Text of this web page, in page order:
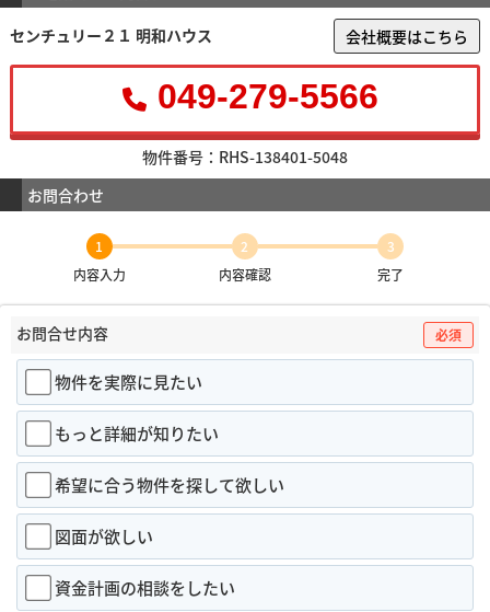
センチュリー２１ 明和ハウス
会社概要はこちら
049-279-5566
物件番号：RHS-138401-5048
お問合わせ
1
内容入力
2
内容確認
3
完了
お問合せ内容 必須
物件を実際に見たい
もっと詳細が知りたい
希望に合う物件を探して欲しい
図面が欲しい
資金計画の相談をしたい